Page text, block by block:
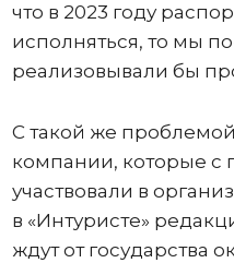
что в 2023 году
исполняться, то мы
реализовывали бы
С такой же
компании, которые с
участвовали в
в «Интуристе»
ждут от государства